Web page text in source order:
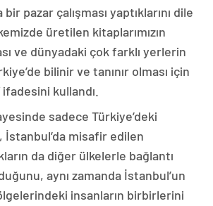
pazar çalışması yaptıklarını dile
üretilen kitaplarımızın
ve dünyadaki çok farklı yerlerin
bilinir ve tanınır olması için
kullandı.
sadece Türkiye’deki
İstanbul’da misafir edilen
da diğer ülkelerle bağlantı
aynı zamanda İstanbul’un
insanların birbirlerini